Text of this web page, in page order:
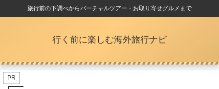
旅行前の下調べからバーチャルツアー・お取り寄せグルメまで
行く前に楽しむ海外旅行ナビ
PR